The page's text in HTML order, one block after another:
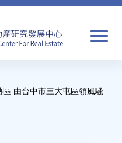
區 由台中市三大屯區領風騷